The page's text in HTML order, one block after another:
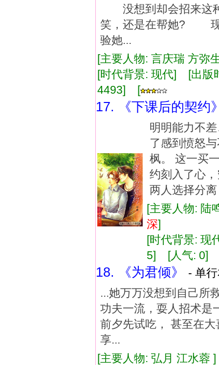
没想到却会招来这
笑，还是在帮她? 现
验她...
[主要人物: 言庆瑞 方
[时代背景: 现代] [出
4493] [
17. 《下课后的契约
明明能力不
了感到愤怒
枫。 这一买
约刻入了心
两人选择分
[主要人物:
深]
[时代背景:
5] [人气: 0]
18. 《为君倾》
- 单
...她万万没想到自己
功夫一流，耍人招术是
前夕先试吃， 甚至在
享...
[主要人物: 弘月 江水